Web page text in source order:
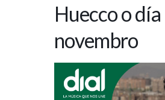
Huecco o
novembro